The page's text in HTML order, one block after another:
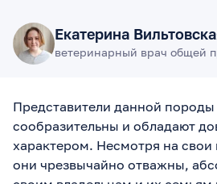
Екатерина
ветеринарный врач общей
Представители данной
сообразительны и обладают
характером. Несмотря на
они чрезвычайно отважны,